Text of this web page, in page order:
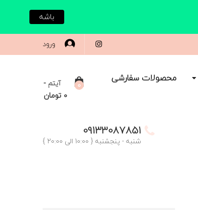
ورود
محصولات سفارشی
0 آیتم -
0 تومان
09133087851
شنبه - پنجشنبه { 10:00 الی 20:00 }
باشه